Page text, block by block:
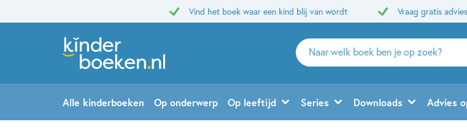
Vind het boek waar een kind blij van wordt Vraag gratis
Zoeken
naar
en
uitgevers
Alle kinderboeken Op onderwerp Op leeftijd Series Downloads Advies